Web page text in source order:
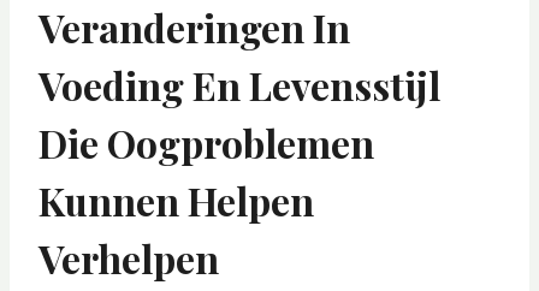
Veranderingen In
Voeding En Levensstijl
Die Oogproblemen
Kunnen Helpen
Verhelpen